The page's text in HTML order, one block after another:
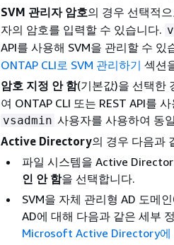
SVM 관리자 암호의 경우 선택적으
자의 암호를 입력할 수 있습니다.
API를 사용해 SVM을 관리할 수 있
ONTAP CLI로 SVM 관리하기 섹션
암호 지정 안 함(기본값)을 선택한
여 ONTAP CLI 또는 REST API를
vsadmin 사용자를 사용하여 동
Active Directory의 경우 다음과
파일 시스템을 Active
인 안 함을 선택합니다.
SVM을 자체 관리형 AD 도메
AD에 대해 다음과 같은 세부
Microsoft Active Directory에